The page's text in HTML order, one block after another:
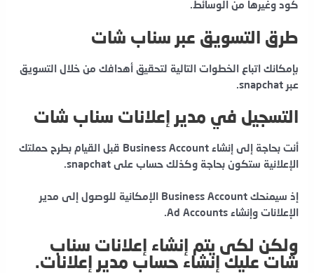
كودوغيرها من الوسائط.
طرق التسويق عبر سناب شات
بإمكانك اتباع الخطوات التالية لتحقيق أهدافك من خلال التسويق
عبر snapchat.
التسجيل في مدير إعلانات سناب شات
أنت بحاجة إلى إنشاء Business Account قبل القيام بطرح حملتك
الإعلانية ستكون بحاجة وكذلك حساب على snapchat.
إذ سيمنحك Business Account الإمكانية للوصول إلى مدير
الإعلانات وإنشاء Ad Accounts.
ولكن لكى يتم إنشاء إعلانات سناب
شات عليك إنشاء حساب مدير إعلانات.